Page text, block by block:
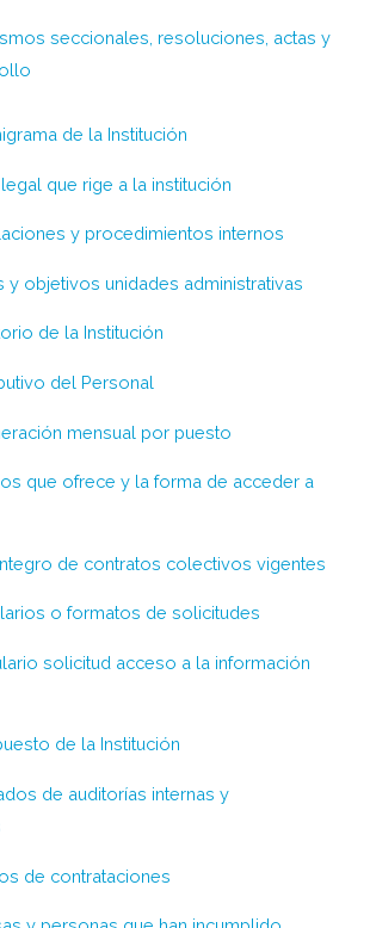
seccionales, resoluciones, actas y
de la Institución
que rige a la institución
y procedimientos internos
y objetivos unidades administrativas
de la Institución
del Personal
mensual por puesto
que ofrece y la forma de acceder a
de contratos colectivos vigentes
o formatos de solicitudes
solicitud acceso a la información
de la Institución
de auditorías internas y
de contrataciones